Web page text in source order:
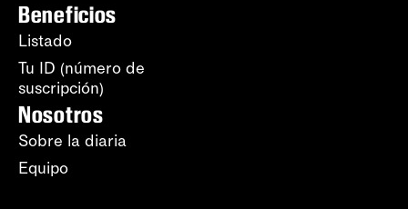
Beneficios
Listado
Tu ID (número de
suscripción)
Nosotros
Sobre la diaria
Equipo